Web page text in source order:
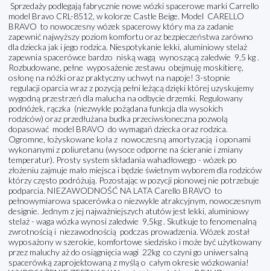
Sprzedaży podlegają fabrycznie nowe wózki spacerowe marki Carrello
model Bravo CRL-8512, w kolorze Castle Beige. Model CARELLO
BRAVO to nowoczesny wózek spacerowy który ma za zadanie
zapewnić najwyższy poziom komfortu oraz bezpieczeństwa zarówno
dla dziecka jak i jego rodzica. Niespotykanie lekki, aluminiowy stelaż
zapewnia spacerówce bardzo niską wagą wynoszącą zaledwie 9,5 kg .
Rozbudowane, pełne wyposażenie zestawu obejmuję moskitierę,
osłonę na nóżki oraz praktyczny uchwyt na napoje! 3-stopnie
regulacji oparcia wraz z pozycją pełni leżącą dzięki której uzyskujemy
wygodną przestrzeń dla malucha na odbycie drzemki. Regulowany
podnóżek, rączka (niezwykle pożądana funkcja dla wysokich
rodziców) oraz przedłużana budka przeciwsłoneczna pozwolą
dopasować model BRAVO do wymagań dziecka oraz rodzica.
Ogromne, łożyskowane koła z nowoczesną amortyzacją i oponami
wykonanymi z poliuretanu (wysoce odporne na ścieranie i zmiany
temperatur). Prosty system składania wahadłowego - wózek po
złożeniu zajmuje mało miejsca i będzie świetnym wyborem dla rodziców
którzy często podróżują. Pozostając w pozycji pionowej nie potrzebuje
podparcia. NIEZAWODNOŚĆ NA LATA Carello BRAVO to
pełnowymiarowa spacerówka o niezwykle atrakcyjnym, nowoczesnym
designie. Jednym z jej najważniejszych atutów jest lekki, aluminiowy
stelaż - waga wózka wynosi zaledwie 9,5kg . Skutkuje to fenomenalną
zwrotnością i niezawodnością podczas prowadzenia. Wózek został
wyposażony w szerokie, komfortowe siedzisko i może być użytkowany
przez maluchy aż do osiągnięcia wagi 22kg co czyni go uniwersalną
spacerówką zaprojektowaną z myślą o całym okresie wózkowania!